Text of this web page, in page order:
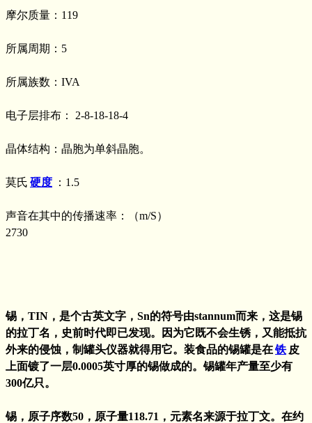
摩尔质量：119
所属周期：5
所属族数：IVA
电子层排布： 2-8-18-18-4
晶体结构：晶胞为单斜晶胞。
莫氏 硬度 ：1.5
声音在其中的传播速率：（m/S）
2730
锡，TIN，是个古英文字，Sn的符号由stannum而来，这是锡
的拉丁名，史前时代即已发现。因为它既不会生锈，又能抵抗
外来的侵蚀，制罐头仪器就得用它。装食品的锡罐是在铁 皮
上面镀了一层0.0005英寸厚的锡做成的。锡罐年产量至少有
300亿只。
锡，原子序数50，原子量118.71，元素名来源于拉丁文。在约